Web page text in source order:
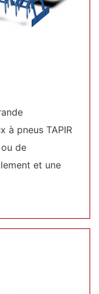
à pneus TAPIR
de
et une